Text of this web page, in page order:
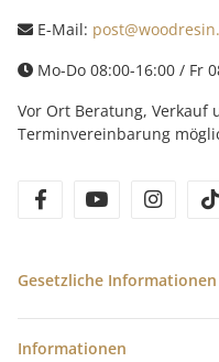
E-Mail:
Mo-Do 08:00-16:00 / Fr
Vor Ort Beratung, Verkauf
Terminvereinbarung
facebookyoutube
Gesetzliche Informationen
Informationen